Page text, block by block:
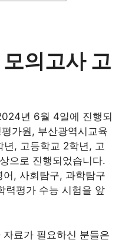
의고사 고
년 6월 4일에 진행되
가원, 부산광역시교육
, 고등학교 2학년, 고
으로 진행되었습니다.
, 사회탐구, 과학탐구
력평가 수능 시험을 앞
료가 필요하신 분들은